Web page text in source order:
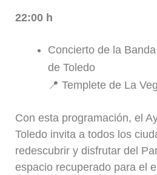
22:00 h
Concierto de la
de Toledo
📍 Templete de La
Con esta programación, el
Toledo invita a todos los
redescubrir y disfrutar del
espacio recuperado para el